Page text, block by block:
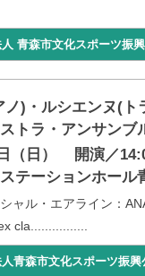
青森市文化スポーツ振
ノ)・ルシエンヌ(
トラ・アンサンブ
（日）
開演／
テーションホール
ャル・エアライン：
cla................
青森市文化スポーツ振